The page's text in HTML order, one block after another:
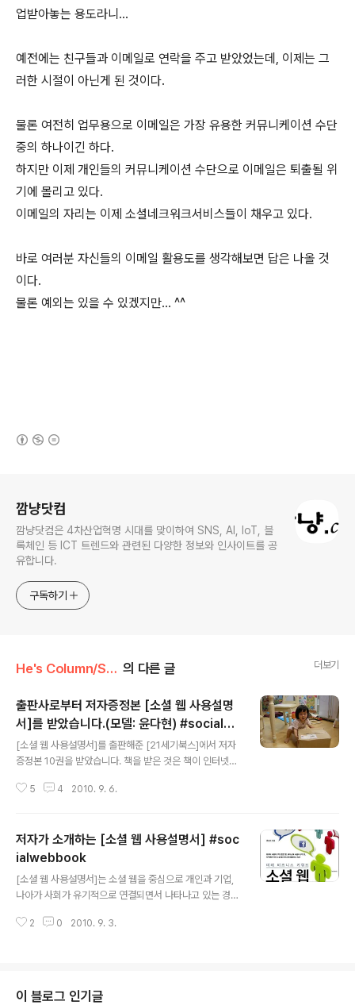
업받아놓는 용도라니...
예전에는 친구들과 이메일로 연락을 주고 받았었는데, 이제는 그
러한 시절이 아닌게 된 것이다.
물론 여전히 업무용으로 이메일은 가장 유용한 커뮤니케이션 수단
중의 하나이긴 하다.
하지만 이제 개인들의 커뮤니케이션 수단으로 이메일은 퇴출될 위
기에 몰리고 있다.
이메일의 자리는 이제 소셜네크워크서비스들이 채우고 있다.
바로 여러분 자신들의 이메일 활용도를 생각해보면 답은 나올 것
이다.
물론 예외는 있을 수 있겠지만... ^^
깜냥닷컴
깜냥닷컴은 4차산업혁명 시대를 맞이하여 SNS, AI, IoT, 블
록체인 등 ICT 트렌드와 관련된 다양한 정보와 인사이트를 공
유합니다.
구독하기
He's Column/Social 의 다른 글 더보기
출판사로부터 저자증정본 [소셜 웹 사용설명
서]를 받았습니다.(모델: 윤다현) #socialw
ebbook
[소셜 웹 사용설명서]를 출판해준 [21세기북스]에서 저자
증정본 10권을 받았습니다. 책을 받은 것은 책이 인터넷서
을 올립니다. 참... 저자가 책을 수령했다고 인증샷을 올리
로 제 책 [소셜 웹 사용설명서]를 공개합니다!!! 책에 윤상진
이라는 이름 석자가 선명하게 박혀 있네요~ ^^ 므흣~(흐뭇
이라고 해야 하나? ㅎㅎ) 과연 [소셜 웹 사용설명서]는 얼
마나 많은 분들에게 사랑을 받을 수 있을까요? 책의 콘텐츠
겠습니다!!!
5 4 2010. 9. 6.
저자가 소개하는 [소셜 웹 사용설명서] #soc
ialwebbook
[소셜 웹 사용설명서]는 소셜 웹을 중심으로 개인과 기업,
나아가 사회가 유기적으로 연결되면서 나타나고 있는 경제
영 서적이다.(출판: 21세기북스) 상세내용보기: http://bit.
시하고 있다. 또한 '소셜 웹 시대'에 새롭게 대두되고 있는
2 0 2010. 9. 3.
이 블로그 인기글